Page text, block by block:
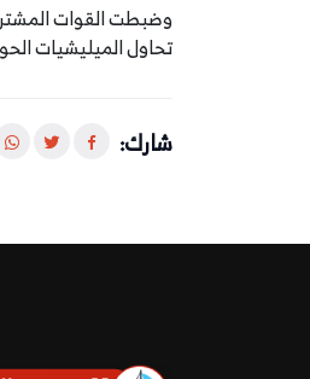
وضبطت القوات
تحاول الميليشيات
شارك: